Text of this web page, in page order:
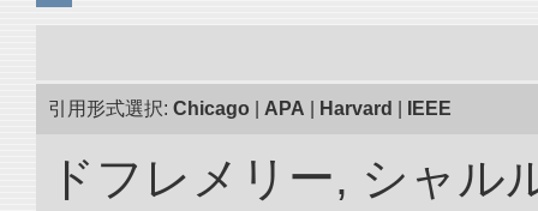
引用形式選択: Chicago APA Harvard IEEE
ドフレメリー, シャル